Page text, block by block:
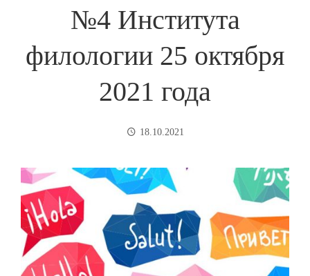
№4 Института
филологии 25 октября
2021 года
18.10.2021